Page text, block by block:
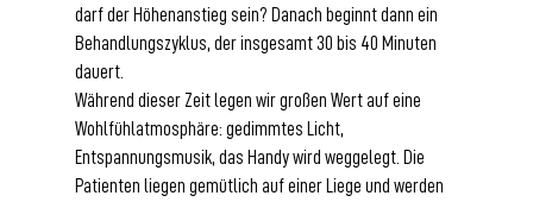
darf der Höhenanstieg sein? Danach beginnt dann ein
Behandlungszyklus, der insgesamt 30 bis 40 Minuten
dauert.
Während dieser Zeit legen wir großen Wert auf eine
Wohlfühlatmosphäre: gedimmtes Licht,
Entspannungsmusik, das Handy wird weggelegt. Die
Patienten liegen gemütlich auf einer Liege und werden